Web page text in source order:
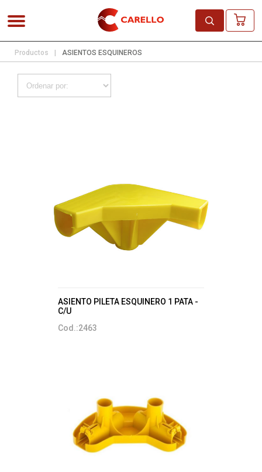
Productos ASIENTOS ESQUINEROS
ASIENTO PILETA ESQUINERO 1 PATA -
C/U
Cod.:2463